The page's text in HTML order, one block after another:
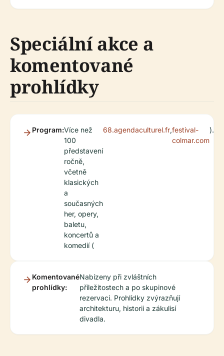
Speciální akce a
komentované
prohlídky
Program:Více než
100
představení
ročně,
včetně
klasických
a
současných
her, opery,
baletu,
koncertů a
komedií (
68.agendaculturel.fr,festival-
colmar.com
).
Komentované
prohlídky:
Nabízeny při zvláštních
příležitostech a po skupinové
rezervaci. Prohlídky zvýrazňují
architekturu, historii a zákulisí
divadla.